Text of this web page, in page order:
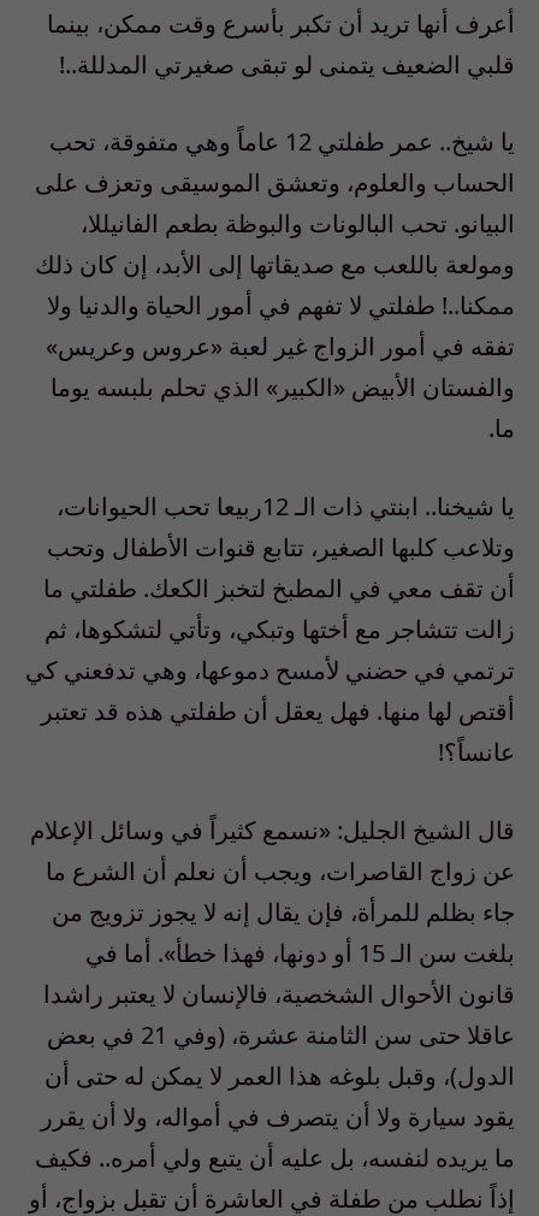
أعرف أنها تريد أن تكبر بأسرع وقت ممكن، بينما
قلبي الضعيف يتمنى لو تبقى صغيرتي المدللة..!
يا شيخ.. عمر طفلتي 12 عاماً وهي متفوقة، تحب
الحساب والعلوم، وتعشق الموسيقى وتعزف على
البيانو. تحب البالونات والبوظة بطعم الفانيللا،
ومولعة باللعب مع صديقاتها إلى الأبد، إن كان ذلك
ممكنا..! طفلتي لا تفهم في أمور الحياة والدنيا ولا
تفقه في أمور الزواج غير لعبة «عروس وعريس»
والفستان الأبيض «الكبير» الذي تحلم بلبسه يوما
ما.
يا شيخنا.. ابنتي ذات الـ 12ربيعا تحب الحيوانات،
وتلاعب كلبها الصغير، تتابع قنوات الأطفال وتحب
أن تقف معي في المطبخ لتخبز الكعك. طفلتي ما
زالت تتشاجر مع أختها وتبكي، وتأتي لتشكوها، ثم
ترتمي في حضني لأمسح دموعها، وهي تدفعني كي
أقتص لها منها. فهل يعقل أن طفلتي هذه قد تعتبر
عانساً؟!
قال الشيخ الجليل: «نسمع كثيراً في وسائل الإعلام
عن زواج القاصرات، ويجب أن نعلم أن الشرع ما
جاء بظلم للمرأة، فإن يقال إنه لا يجوز تزويج من
بلغت سن الـ 15 أو دونها، فهذا خطأ». أما في
قانون الأحوال الشخصية، فالإنسان لا يعتبر راشدا
عاقلا حتى سن الثامنة عشرة، (وفي 21 في بعض
الدول)، وقبل بلوغه هذا العمر لا يمكن له حتى أن
يقود سيارة ولا أن يتصرف في أمواله، ولا أن يقرر
ما يريده لنفسه، بل عليه أن يتبع ولي أمره.. فكيف
إذاً نطلب من طفلة في العاشرة أن تقبل بزواج، أو